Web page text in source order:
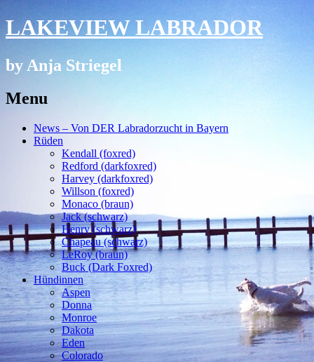
LAKEVIEW LABRADOR
by Anja Striegel
Menu
Skip
News – Von DER Labradorzucht in Bayern
Rüden
Kendall (foxred)
Redford (darkfoxred)
Harvey (darkfoxred)
Willson (foxred)
Monaco (braun)
Jack (schwarz)
Henry (schwarz)
Chapeau (schwarz)
LeRoy (braun)
Buck (Dark Foxred)
Hündinnen
Aspen
Donna
Monroe
Dakota
Eden
Colorado